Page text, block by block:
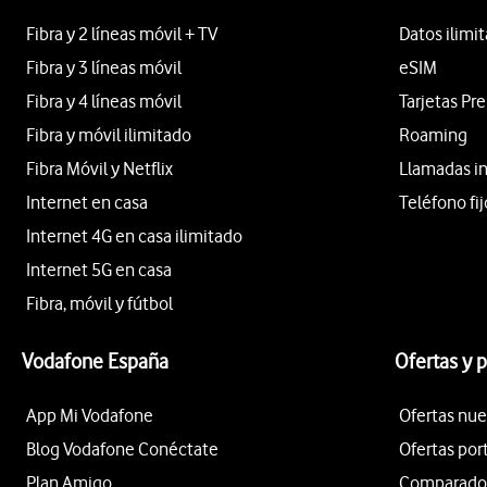
Fibra y 2 líneas móvil + TV
Fibra y 3 líneas móvil
Fibra y 4 líneas móvil
Fibra y móvil ilimitado
Fibra Móvil y Netflix
Internet en casa
Internet 4G en casa ilimitado
Internet 5G en casa
Fibra, móvil y fútbol
Datos
eSIM
Tarjetas
Roaming
Llamadas
Teléfono
Vodafone España
App Mi Vodafone
Blog Vodafone Conéctate
Plan Amigo
Ofertas y
Ofertas
Ofertas